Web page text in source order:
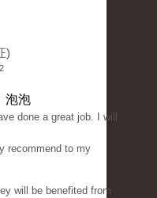
)
泡泡
done a great job. I will
recommend to my
will be benefited from